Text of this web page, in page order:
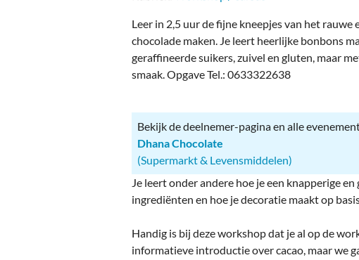
Politieke
Zuidhorners
Leer in 2,5 uur de fijne kneepjes van het rauwe
chocolade maken. Je leert heerlijke bonbons
geraffineerde suikers, zuivel en gluten, maar
smaak. Opgave Tel.: 0633322638
Bekijk de deelnemer-pagina en alle
Dhana Chocolate
(Supermarkt & Levensmiddelen)
Je leert onder andere hoe je een knapperige
ingrediënten en hoe je decoratie maakt op
Handig is bij deze workshop dat je al op de
informatieve introductie over cacao, maar we